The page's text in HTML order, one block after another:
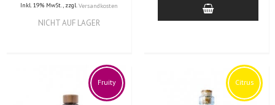
Inkl. 19% MwSt.
zzgl. Versandkosten
NICHT AUF LAGER
Fruity Citrus